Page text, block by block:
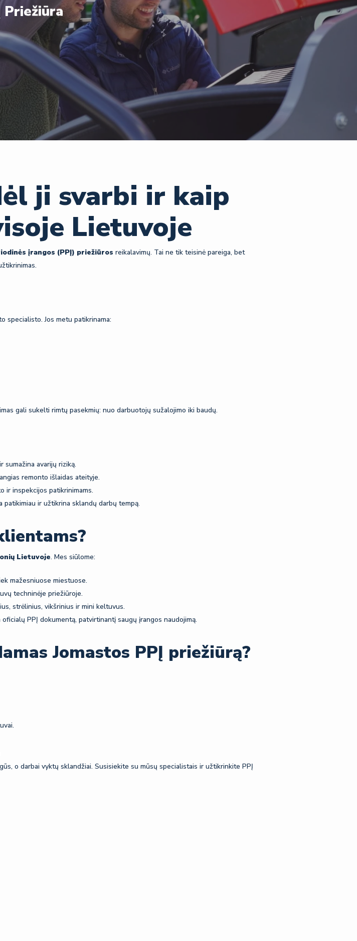
Priežiūra
ji svarbi ir kaip
Lietuvoje
įrangos (PPĮ) priežiūros reikalavimų. Tai ne tik teisinė pareiga, bet
specialisto. Jos metu patikrinama:
gali sukelti rimtų pasekmių: nuo darbuotojų sužalojimo iki baudų.
sumažina avarijų riziką.
remonto išlaidas ateityje.
ir inspekcijos patikrinimams.
ir užtikrina sklandų darbų tempą.
Lietuvoje. Mes siūlome:
mažesniuose miestuose.
techninėje priežiūroje.
strėlinius, vikšrinius ir mini keltuvus.
PPĮ dokumentą, patvirtinantį saugų įrangos naudojimą.
Jomastos PPĮ priežiūrą?
o darbai vyktų sklandžiai. Susisiekite su mūsų specialistais ir užtikrinkite PPĮ